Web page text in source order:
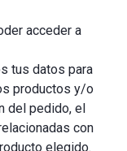
acceder a
tus datos para
productos y/o
del pedido, el
con
elegido.